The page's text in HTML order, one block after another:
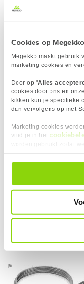
Cookies op Megekko.
Megekko maakt gebruik
marketing cookies en
Door op "Alles
cookies door ons en
kikken kun je specifieke
dan vervolgens op met
Marketing cookies
vind je in het
alle cookies. Je kunt je
door in de footer van
Kleur Product
Verkrijgbaar sinds
Vendorcode
Garantie
INHOUD VAN DE
KENMERKEN
Coating
Kabellengte
Type beveiligingssleufanker
Eigenschap Waarde
Beste gebruik
Vendorcode
Garantie
⚑ Fout melden
Vaak gebruikt door Dell
ACT Wedge laptopslot met
Vergelijk
19,48
ACT Nano laptopslot met